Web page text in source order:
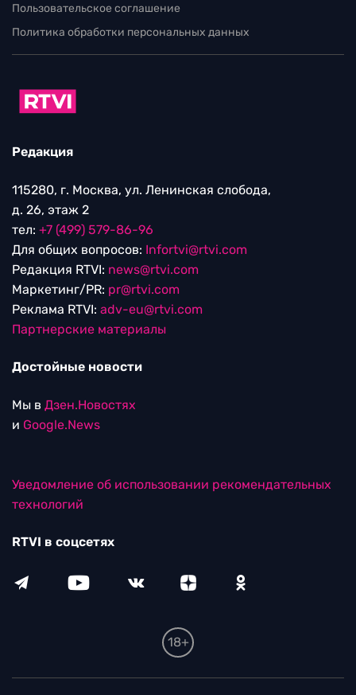
Пользовательское соглашение
Политика обработки персональных данных
Редакция
115280, г. Москва, ул. Ленинская слобода,
д. 26, этаж 2
тел: +7 (499) 579-86-96
Для общих вопросов: Infortvi@rtvi.com
Редакция RTVI: news@rtvi.com
Маркетинг/PR: pr@rtvi.com
Реклама RTVI: adv-eu@rtvi.com
Партнерские материалы
Достойные новости
Мы в Дзен.Новостях
и Google.News
Уведомление об использовании рекомендательных
технологий
RTVI в соцсетях
18+